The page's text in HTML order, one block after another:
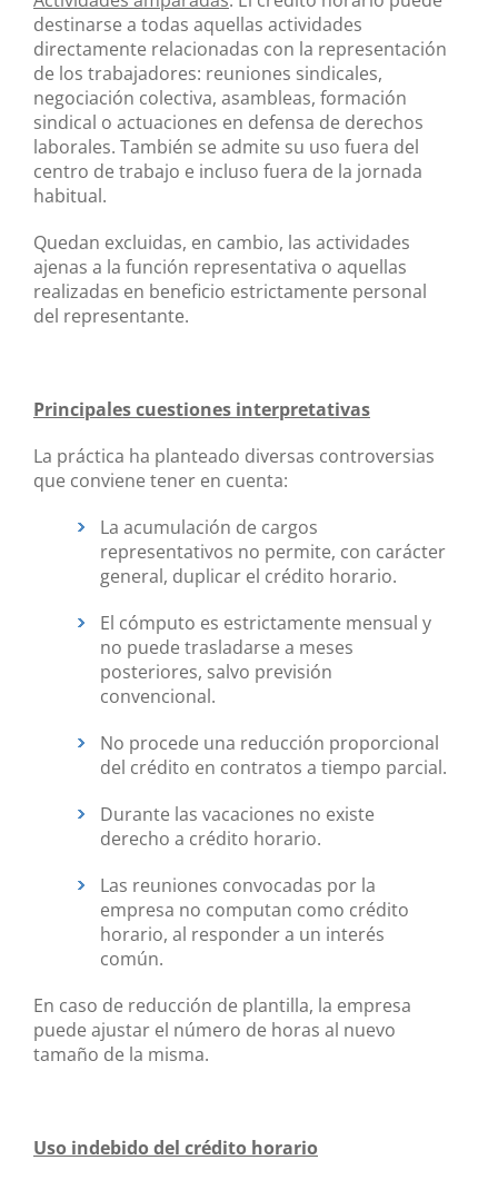
destinarse a todas aquellas actividades
directamente relacionadas con la representación
de los trabajadores: reuniones sindicales,
negociación colectiva, asambleas, formación
sindical o actuaciones en defensa de derechos
laborales. También se admite su uso fuera del
centro de trabajo e incluso fuera de la jornada
habitual.
Quedan excluidas, en cambio, las actividades
ajenas a la función representativa o aquellas
realizadas en beneficio estrictamente personal
del representante.
Principales cuestiones interpretativas
La práctica ha planteado diversas controversias
que conviene tener en cuenta:
La acumulación de cargos
representativos no permite, con carácter
general, duplicar el crédito horario.
El cómputo es estrictamente mensual y
no puede trasladarse a meses
posteriores, salvo previsión
convencional.
No procede una reducción proporcional
del crédito en contratos a tiempo parcial.
Durante las vacaciones no existe
derecho a crédito horario.
Las reuniones convocadas por la
empresa no computan como crédito
horario, al responder a un interés
común.
En caso de reducción de plantilla, la empresa
puede ajustar el número de horas al nuevo
tamaño de la misma.
Uso indebido del crédito horario